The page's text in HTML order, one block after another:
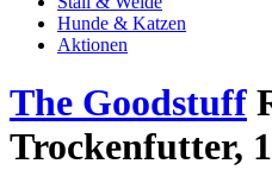
Hunde & Katzen
Aktionen
The Goodstuff
Trockenfutter,